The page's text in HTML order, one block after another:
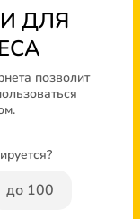
ДЛЯ
позволит
до 100